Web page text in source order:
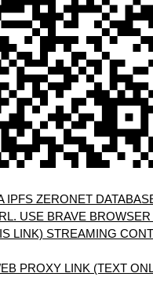
IPFS ZERONET
USE BRAVE
LINK) STREAMING
PROXY LINK (TEXT